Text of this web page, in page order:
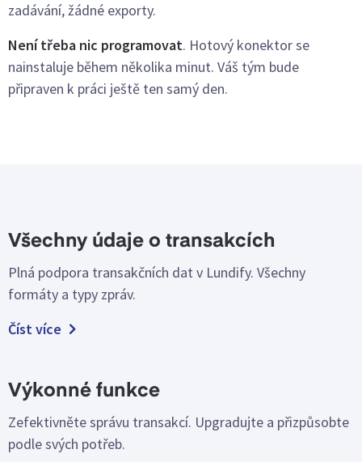
zadávání, žádné exporty.
Není třeba nic programovat. Hotový konektor se
nainstaluje během několika minut. Váš tým bude
připraven k práci ještě ten samý den.
Všechny údaje o transakcích
Plná podpora transakčních dat v Lundify. Všechny
formáty a typy zpráv.
Číst více
Výkonné funkce
Zefektivněte správu transakcí. Upgradujte a přizpůsobte
podle svých potřeb.